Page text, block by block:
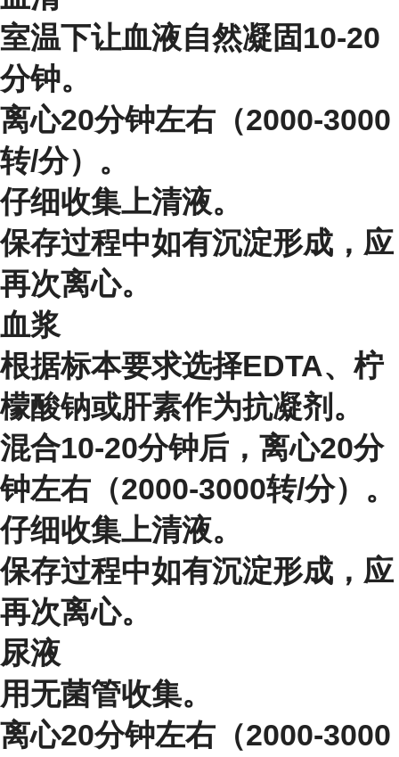
室温下让血液自然凝固10-20
分钟。
离心20分钟左右（2000-3000
转/分）。
仔细收集上清液。
保存过程中如有沉淀形成，应
再次离心。
血浆
根据标本要求选择EDTA、柠
檬酸钠或肝素作为抗凝剂。
混合10-20分钟后，离心20分
钟左右（2000-3000转/分）。
仔细收集上清液。
保存过程中如有沉淀形成，应
再次离心。
尿液
用无菌管收集。
离心20分钟左右（2000-3000